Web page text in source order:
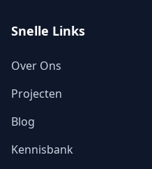
Snelle Links
Over Ons
Projecten
Blog
Kennisbank